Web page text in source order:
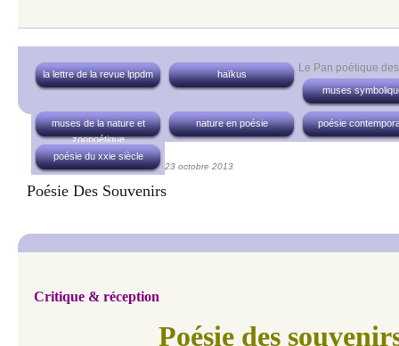
Le Pan poétique
la lettre de la revue lppdm
haïkus
muses
muses de la nature et
zoopoétique
nature en poésie poésie
poésie du xxie siècle
23 octobre 2013
Poésie Des Souvenirs
Critique & réception
Poésie des